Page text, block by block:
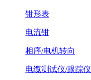
钳形表
电流钳
相序/电机转向
电缆测试仪/跟踪仪